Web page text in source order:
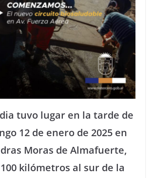
tuvo lugar en la tarde de
12 de enero de 2025 en
Moras de Almafuerte,
kilómetros al sur de la